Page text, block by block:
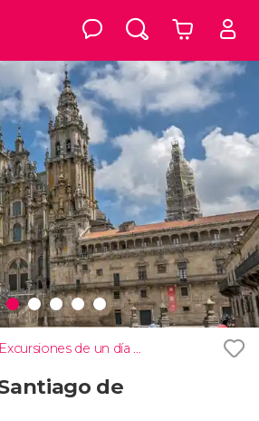
Excursiones de un día desde Oporto
de